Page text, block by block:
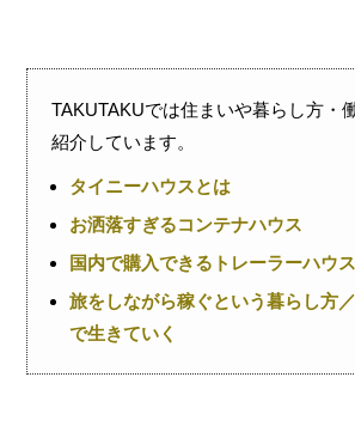
TAKUTAKUでは住まいや暮らし方・
紹介しています。
タイニーハウスとは
お洒落すぎるコンテナハウス
国内で購入できるトレーラーハウス
旅をしながら稼ぐという暮らし方
で生きていく